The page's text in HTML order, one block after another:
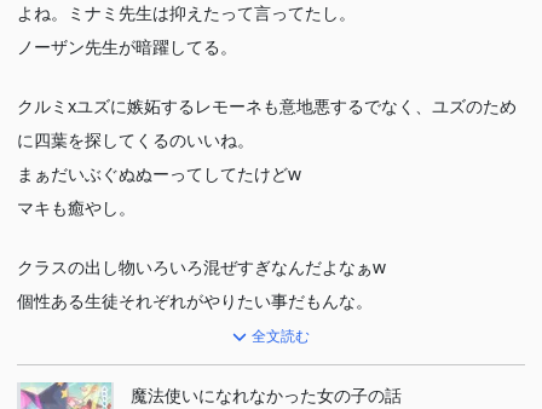
よね。ミナミ先生は抑えたって言ってたし。
ノーザン先生が暗躍してる。
クルミxユズに嫉妬するレモーネも意地悪するでなく、ユズのため
に四葉を探してくるのいいね。
まぁだいぶぐぬぬーってしてたけどw
マキも癒やし。
クラスの出し物いろいろ混ぜすぎなんだよなぁw
個性ある生徒それぞれがやりたい事だもんな。
全文読む
魔法使いになれなかった女の子の話